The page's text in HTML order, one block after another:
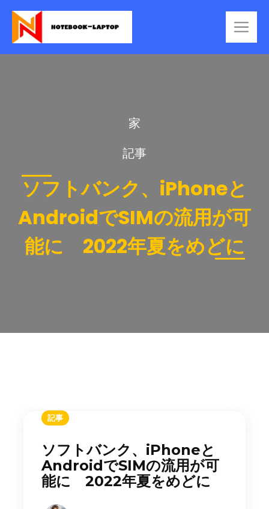
家
記事
ソフトバンク、iPhoneと
AndroidでSIMの流用が可
能に 2022年夏をめどに
記事
ソフトバンク、iPhoneと
AndroidでSIMの流用が可
能に 2022年夏をめどに